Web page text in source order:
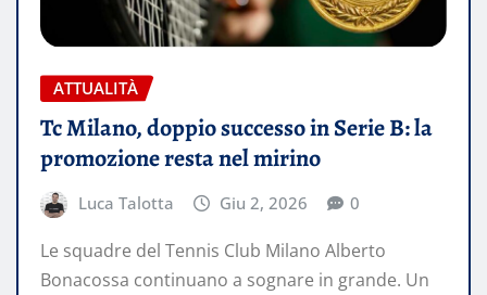
ATTUALITÀ
Tc Milano, doppio successo in Serie B: la
promozione resta nel mirino
Luca Talotta Giu 2, 2026 0
Le squadre del Tennis Club Milano Alberto
Bonacossa continuano a sognare in grande. Un